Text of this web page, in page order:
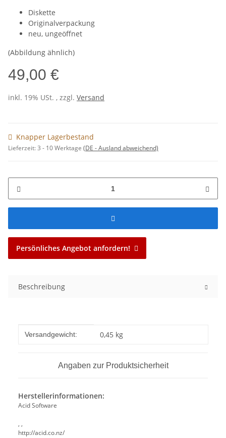
Diskette
Originalverpackung
neu, ungeöffnet
(Abbildung ähnlich)
49,00 €
inkl. 19% USt. , zzgl. Versand
Knapper Lagerbestand
Lieferzeit:3 - 10 Werktage (DE - Ausland abweichend)
Persönliches Angebot anfordern!
Beschreibung
Produkteigenschaft
Wert
Versandgewicht: 0,45 kg
Angaben zur Produktsicherheit
Herstellerinformationen:
Acid Software
, ,
http://acid.co.nz/